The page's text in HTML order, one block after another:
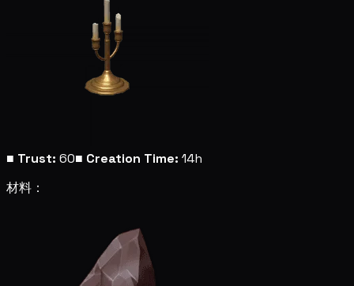
■ Trust: 60■ Creation Time: 14h
材料：